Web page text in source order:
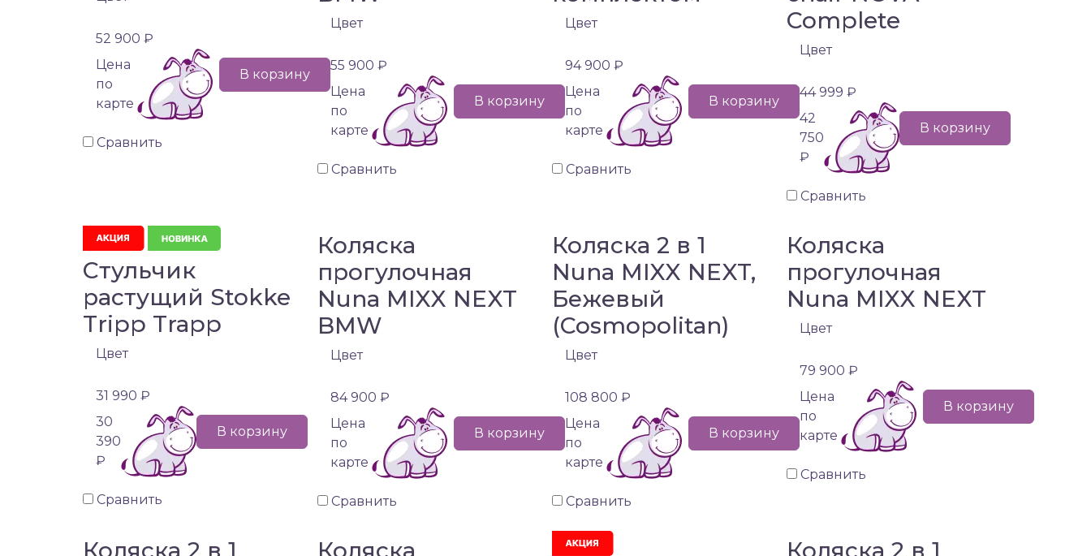
52 900 ₽
Цена
по
карте
В корзину
Сравнить
Цвет
55 900 ₽
Цена
по
карте
В корзину
Сравнить
Цвет
94 900 ₽
Цена
по
карте
В корзину
Сравнить
Complete
Цвет
44 999 ₽
42
750
₽
В корзину
Сравнить
Стульчик
растущий Stokke
Tripp Trapp
Цвет
31 990 ₽
30
390
₽
В корзину
Сравнить
Коляска
прогулочная
Nuna MIXX NEXT
BMW
Цвет
84 900 ₽
Цена
по
карте
В корзину
Сравнить
Коляска 2 в 1
Nuna MIXX NEXT,
Бежевый
(Cosmopolitan)
Цвет
108 800 ₽
Цена
по
карте
В корзину
Сравнить
Коляска
прогулочная
Nuna MIXX NEXT
Цвет
79 900 ₽
Цена
по
карте
В корзину
Сравнить